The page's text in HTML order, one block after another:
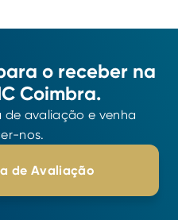
o receber na
Coimbra.
de avaliação e venha
nos.
de Avaliação